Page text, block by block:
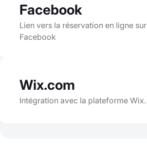
Facebook
Lien vers la réservation en ligne sur
Facebook
Wix.com
Intégration avec la plateforme Wix.